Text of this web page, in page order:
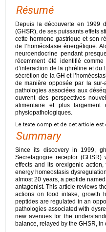
Résumé
Depuis la découverte en 1999
(GHSR), de ses puissants effets
cette hormone gastrique et son
de l’homéostasie énergétique.
neuroendocrine pendant
récemment été identifié
d’interaction de la ghréline et
sécrétion de la GH et
de manière opposée par la
pathologies associées aux
ouvrent des perspectives
alimentaire et plus largement
physiopathologiques.
Le texte complet de cet article est
Summary
Since its discovery in 1999,
Secretagogue receptor
effects and its orexigenic
energy homeostasis
almost 20 years, a peptide
antagonist. This article reviews
actions on food intake, growth
peptides are regulated in an
pathologies associated with
new avenues for the
balance, relayed by the GHSR,